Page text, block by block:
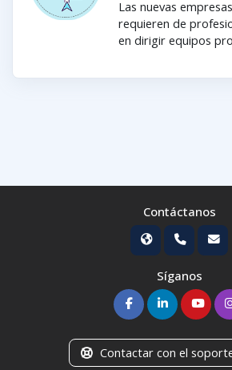
Las nuevas
requieren de
en dirigir equipos
Contáctanos
Síganos
Contactar con el